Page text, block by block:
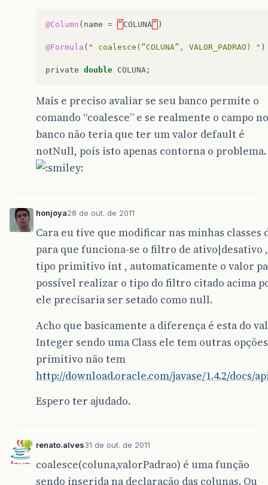
@Column ( name = “ COLUNA” )
@Formula ( " coalesce(“COLUNA”, VALOR_PADRAO) " )
private double COLUNA ;
Mais e preciso avaliar se seu banco permite o
comando “coalesce” e se realmente o campo no
banco não teria que ter um valor default é
notNull, pois isto apenas contorna o problema.
honjoya28 de out. de 2011
Cara eu tive que modificar nas minhas
para que funciona-se o filtro de ativo|desativo
tipo primitivo int , automaticamente o valor
possível realizar o tipo do filtro citado acima
ele precisaria ser setado como null.
Acho que basicamente a diferença é esta do
Integer sendo uma Class ele tem outras
primitivo não tem
http://download.oracle.com/javase/1.4.2/docs/
Espero ter ajudado.
renato.alves31 de out. de 2011
coalesce(coluna,valorPadrao) é uma função
sendo inserida na declaração das colunas. Ou